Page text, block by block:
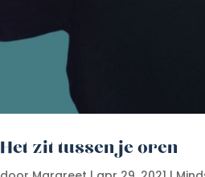
Het zit tussen je oren